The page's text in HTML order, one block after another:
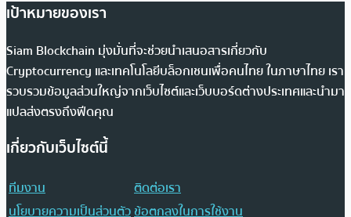
เป้าหมายของเรา
Siam Blockchain มุ่งมั่นที่จะช่วยนำเสนอสารเกี่ยวกับ
Cryptocurrency และเทคโนโลยีบล็อกเชนเพื่อคนไทย ในภาษาไทย เรา
รวบรวมข้อมูลส่วนใหญ่จากเว็บไซต์และเว็บบอร์ดต่างประเทศและนำมา
แปลส่งตรงถึงฟีดคุณ
เกี่ยวกับเว็บไซต์นี้
ทีมงาน
ติดต่อเรา
นโยบายความเป็นส่วนตัวข้อตกลงในการใช้งาน